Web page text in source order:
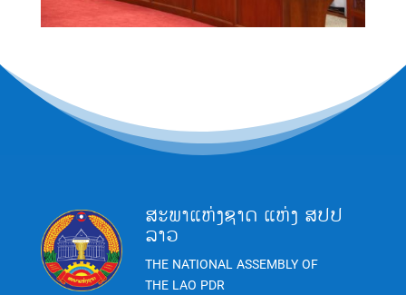
ສະພາແຫ່ງຊາດ ແຫ່ງ ສປປ
ລາວ
THE NATIONAL ASSEMBLY OF
THE LAO PDR